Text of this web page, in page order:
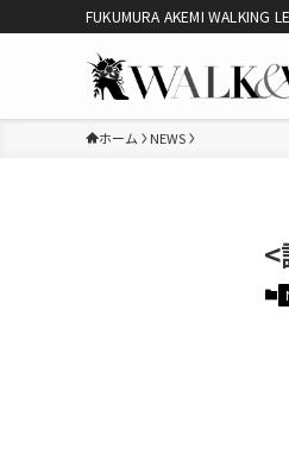
FUKUMURA AKEMI WALKING
ホーム NEWS